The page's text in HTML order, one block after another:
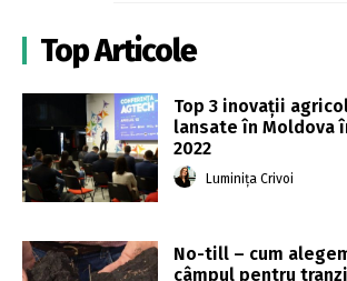
Top Articole
Top 3 inovații
lansate în Moldova
2022
Luminița Crivoi
No-till – cum
câmpul pentru